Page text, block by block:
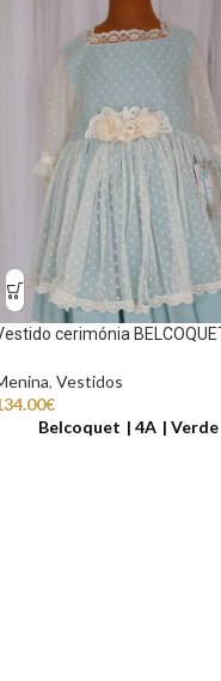
cerimónia
, Vestidos
€
Belcoquet
4A Verde